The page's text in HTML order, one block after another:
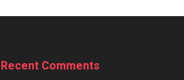
Recent Comments